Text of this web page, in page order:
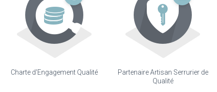
Charte d'Engagement Qualité
Partenaire Artisan Serrurier de
Qualité